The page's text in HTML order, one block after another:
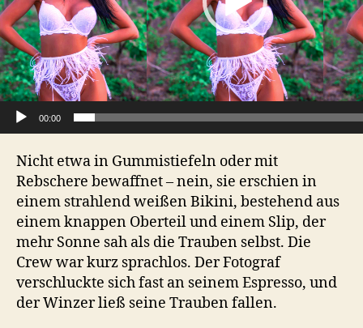
l
a
y
e
r
00:00
Nicht etwa in Gummistiefeln oder mit
Rebschere bewaffnet – nein, sie erschien in
einem strahlend weißen Bikini, bestehend aus
einem knappen Oberteil und einem Slip, der
mehr Sonne sah als die Trauben selbst. Die
Crew war kurz sprachlos. Der Fotograf
verschluckte sich fast an seinem Espresso, und
der Winzer ließ seine Trauben fallen.